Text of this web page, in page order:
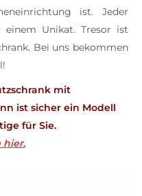
ist. Jeder
einem Unikat. Tresor ist
Bei uns bekommen
mit
ist sicher ein Modell
für Sie.
hier.